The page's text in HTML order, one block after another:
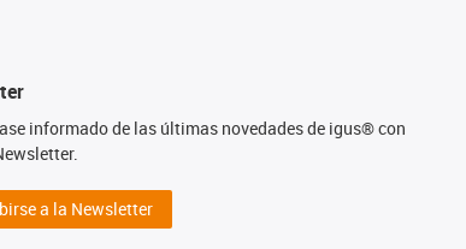
informado de las últimas novedades de igus® con
a la Newsletter